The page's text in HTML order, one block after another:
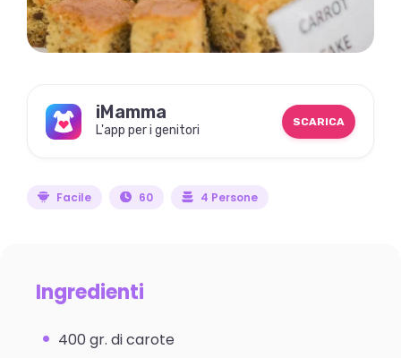
iMamma
L'app per i genitori
SCARICA
Facile 60 4 Persone
Ingredienti
400 gr. di carote